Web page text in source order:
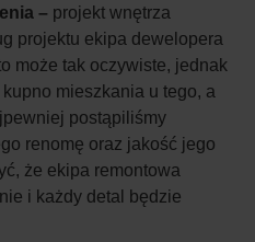
– projekt wnętrza
projektu ekipa dewelopera
może tak oczywiste, jednak
mieszkania u tego, a
postąpiliśmy
renomę oraz jakość jego
że ekipa remontowa
i każdy detal będzie